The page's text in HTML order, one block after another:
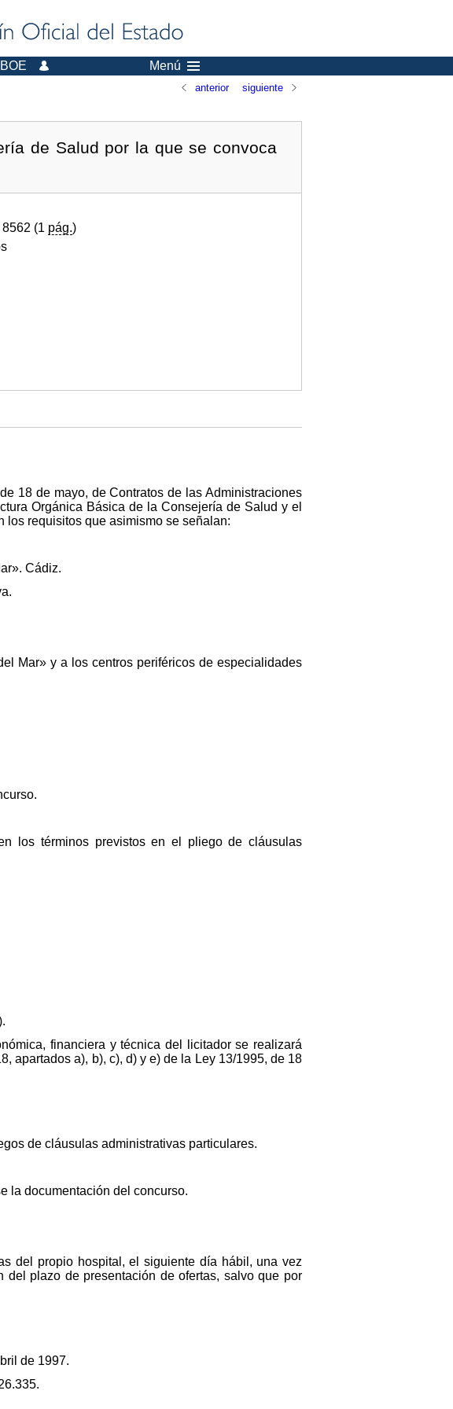
Menú
anterior siguiente
de Salud por la que se convoca
(1 pág.)
18 de mayo, de Contratos de las Administraciones
Orgánica Básica de la Consejería de Salud y el
los requisitos que asimismo se señalan:
Cádiz.
Mar» y a los centros periféricos de especialidades
los términos previstos en el pliego de cláusulas
financiera y técnica del licitador se realizará
apartados a), b), c), d) y e) de la Ley 13/1995, de 18
de cláusulas administrativas particulares.
la documentación del concurso.
del propio hospital, el siguiente día hábil, una vez
plazo de presentación de ofertas, salvo que por
de 1997.